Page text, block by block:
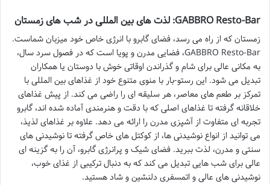
GABBRO Resto-Bar: لذت های بین المللی در شب های زمستان
زمستان که از راه می رسد، فضای گابرو با انرژی خاص خود میزبان شماست.
GABBRO Resto-Bar، فضایی مدرن و پویا است که در فصول سرد سال،
به مکانی عالی برای شام و گذراندن اوقاتی خوش با دوستان یا همکاران
تبدیل می شود. این رستو-بار با منوی متنوع خود از غذاهای بین المللی با
تمرکز بر طعم های معاصر، هر سلیقه ای را راضی می کند. از پیش غذاهای
خلاقانه گرفته تا غذاهای اصلی که با دقت و هنرمندی آماده شده اند، گابرو
تجربه ای متفاوت از آشپزی مدرن را ارائه می دهد. علاوه بر غذاهای لذیذ،
می توانید از انواع نوشیدنی ها، از کوکتل های خاص گرفته تا نوشیدنی های
سنتی و مدرن، لذت ببرید. فضای شیک و پرانرژی گابرو، آن را به گزینه ای
عالی برای شب هایی تبدیل می کند که به دنبال ترکیبی از غذای خوب،
نوشیدنی های عالی و اتمسفری دلنشین و شاد هستید.